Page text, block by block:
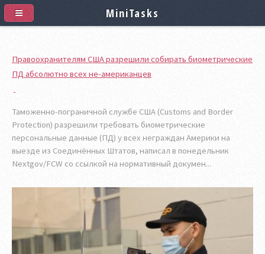
Правоохранителям США разрешили собирать биометрические
ПД абсолютно всех не-американцев
Таможенно-пограничной службе США (Customs and Border
Protection) разрешили требовать биометрические
персональные данные (ПД) у всех неграждан Америки на
выезде из Соединённых Штатов, написал в понедельник
Nextgov/FCW со ссылкой на нормативный докумен...
MiniTasks